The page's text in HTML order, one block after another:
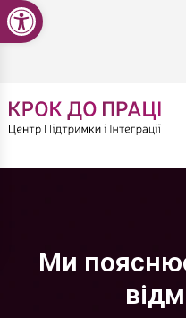
Перейти
до
Ми